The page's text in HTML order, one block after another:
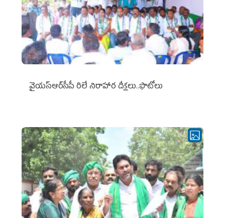
వైయ‌స్ఆర్‌సీపీ రిలే నిరాహార దీక్షలు..ఫొటోలు